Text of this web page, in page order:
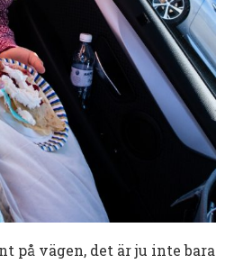
på vägen, det är ju inte bara